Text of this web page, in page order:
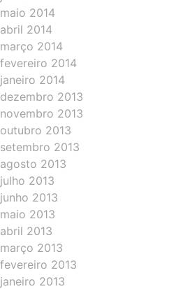
maio 2014
abril 2014
março 2014
fevereiro 2014
janeiro 2014
dezembro 2013
novembro 2013
outubro 2013
setembro 2013
agosto 2013
julho 2013
junho 2013
maio 2013
abril 2013
março 2013
fevereiro 2013
janeiro 2013